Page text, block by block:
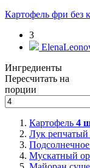
Картофель фри без
3
Ингредиенты
Пересчитать на
порции
Картофель 4
Лук репчатый
Мускатный